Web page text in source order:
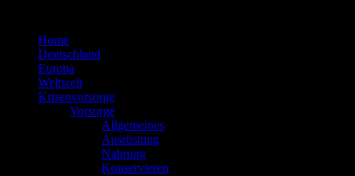
springenHome
Deutschland
Europa
Weltweit
Krisenvorsorge
Vorsorge
Allgemeines
Ausrüstung
Nahrung
Konservieren